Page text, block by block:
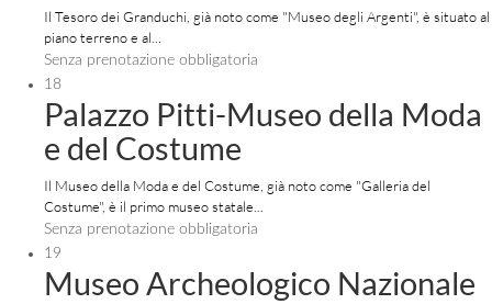
Il Tesoro dei Granduchi, già noto come "Museo degli Argenti", è situato al
piano terreno e al...
Senza prenotazione obbligatoria
18
Palazzo Pitti-Museo della Moda
e del Costume
Il Museo della Moda e del Costume, già noto come "Galleria del
Costume", è il primo museo statale...
Senza prenotazione obbligatoria
19
Museo Archeologico Nazionale